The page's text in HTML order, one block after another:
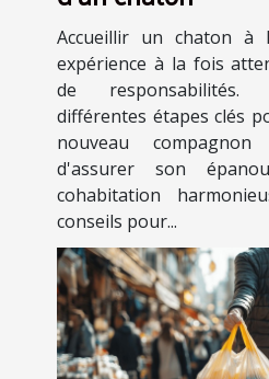
Accueillir un chaton à
expérience à la fois
de responsabilités.
différentes étapes clés
nouveau
d'assurer son
cohabitation
conseils pour...